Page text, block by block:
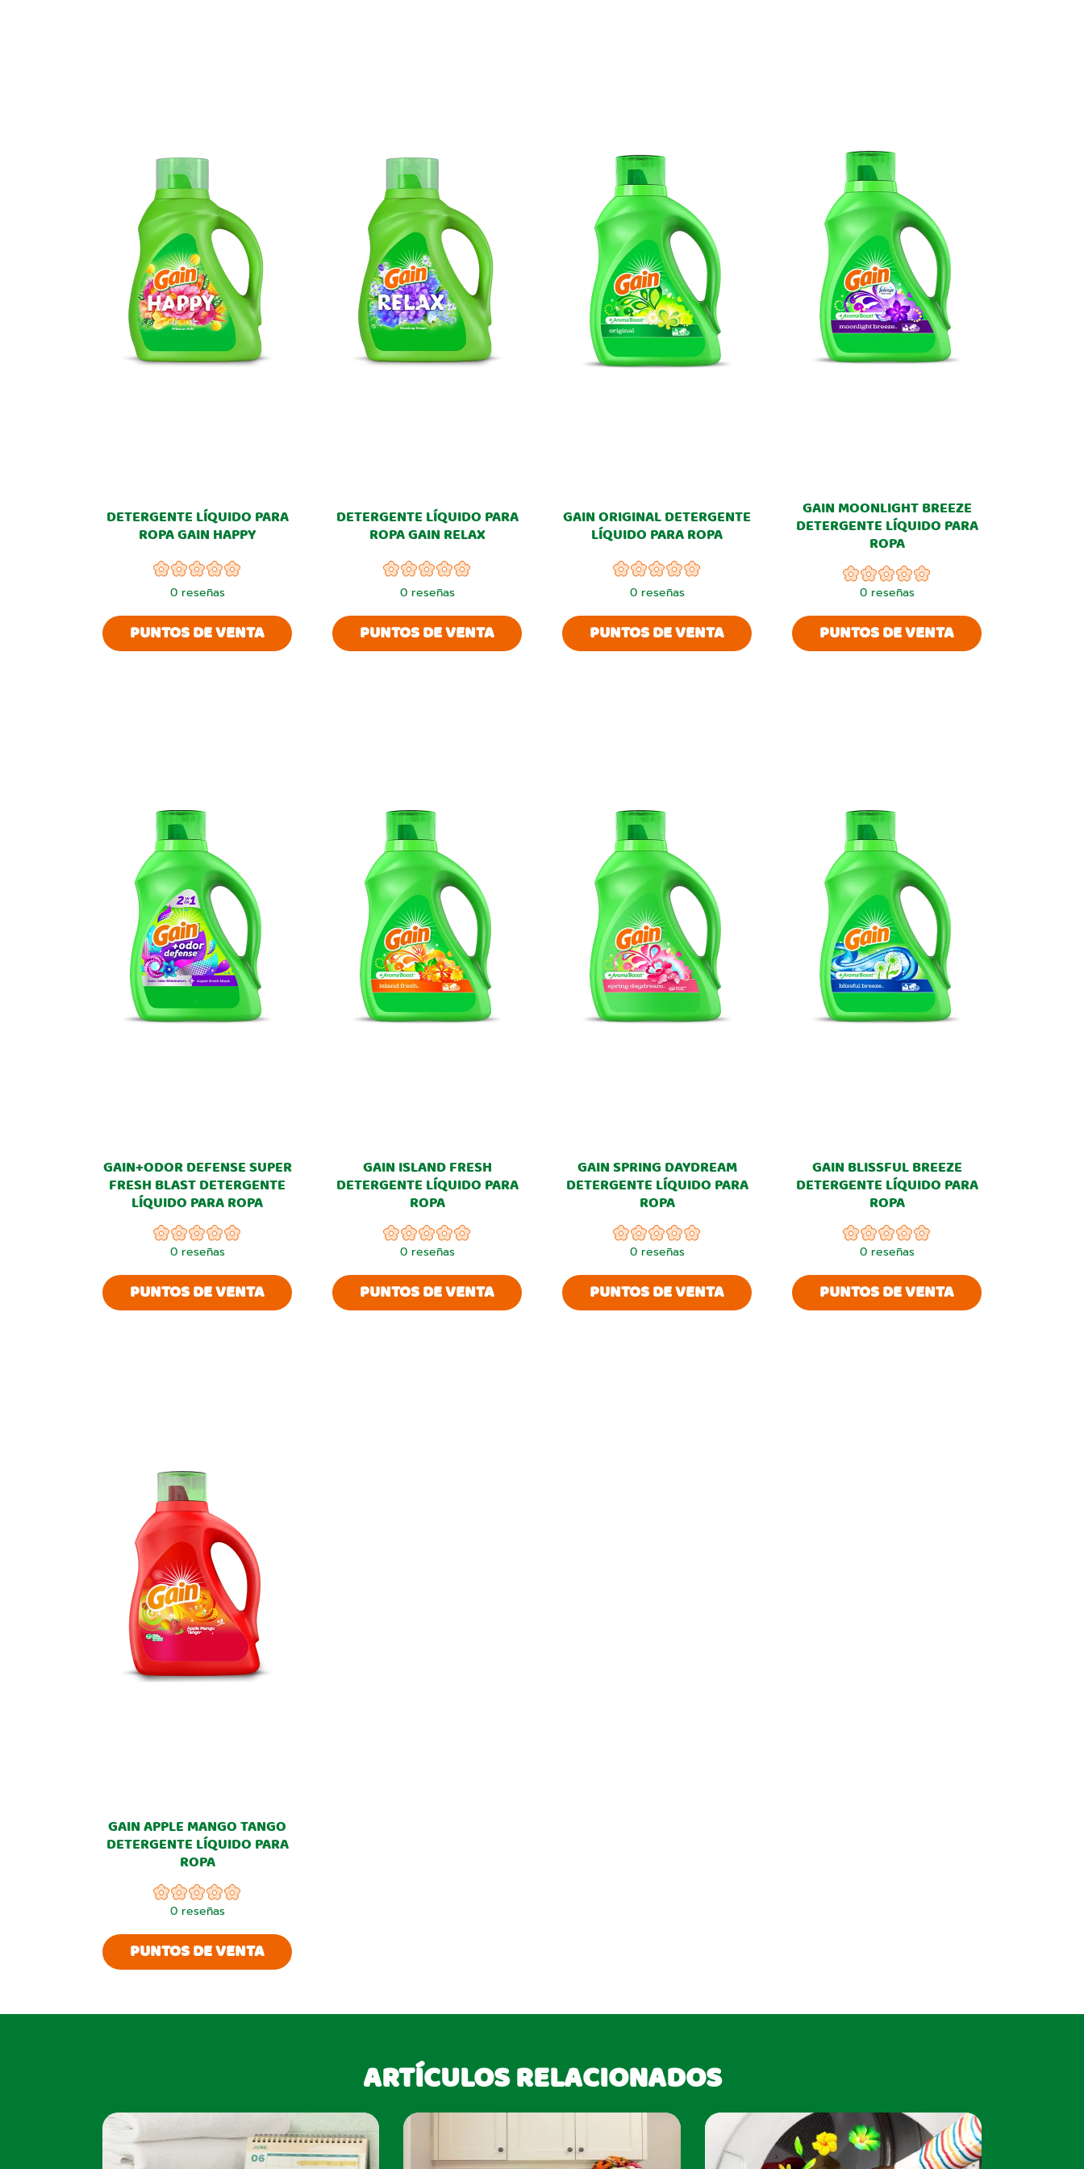
DETERGENTE LÍQUIDO PARA
ROPA GAIN HAPPY
0 reseñas
PUNTOS DE VENTA
DETERGENTE LÍQUIDO PARA
ROPA GAIN RELAX
0 reseñas
PUNTOS DE VENTA
GAIN ORIGINAL DETERGENTE
LÍQUIDO PARA ROPA
0 reseñas
PUNTOS DE VENTA
GAIN MOONLIGHT BREEZE
DETERGENTE LÍQUIDO PARA
ROPA
0 reseñas
PUNTOS DE VENTA
GAIN+ODOR DEFENSE SUPER
FRESH BLAST DETERGENTE
LÍQUIDO PARA ROPA
0 reseñas
PUNTOS DE VENTA
GAIN ISLAND FRESH
DETERGENTE LÍQUIDO PARA
ROPA
0 reseñas
PUNTOS DE VENTA
GAIN SPRING DAYDREAM
DETERGENTE LÍQUIDO PARA
ROPA
0 reseñas
PUNTOS DE VENTA
GAIN BLISSFUL BREEZE
DETERGENTE LÍQUIDO PARA
ROPA
0 reseñas
PUNTOS DE VENTA
GAIN APPLE MANGO TANGO
DETERGENTE LÍQUIDO PARA
ROPA
0 reseñas
PUNTOS DE VENTA
ARTÍCULOS RELACIONADOS